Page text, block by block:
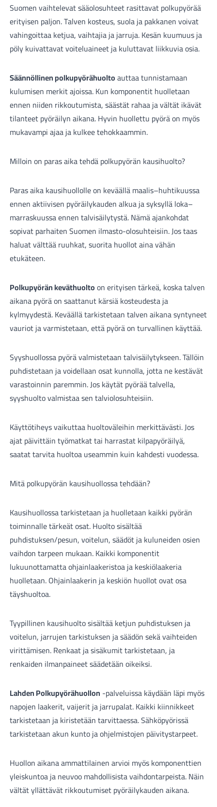
Tarvikkeet
Renkaat
Komponentit
Suomen vaihtelevat sääolosuhteet rasittavat polkupyörää
erityisen paljon. Talven kosteus, suola ja pakkanen voivat
vahingoittaa ketjua, vaihtajia ja jarruja. Kesän kuumuus ja
pöly kuivattavat voiteluaineet ja kuluttavat liikkuvia osia.
Säännöllinen polkupyörähuoltoauttaa tunnistamaan
kulumisen merkit ajoissa. Kun komponentit huolletaan
ennen niiden rikkoutumista, säästät rahaa ja vältät ikävät
tilanteet pyöräilyn aikana. Hyvin huollettu pyörä on myös
mukavampi ajaa ja kulkee tehokkaammin.
Milloin on paras aika tehdä polkupyörän kausihuolto?
Paras aika kausihuollolle on keväällä maalis–huhtikuussa
ennen aktiivisen pyöräilykauden alkua ja syksyllä loka–
marraskuussa ennen talvisäilytystä. Nämä ajankohdat
sopivat parhaiten Suomen ilmasto-olosuhteisiin. Jos taas
haluat välttää ruuhkat, suorita huollot aina vähän
etukäteen.
Polkupyörän keväthuoltoon erityisen tärkeä, koska talven
aikana pyörä on saattanut kärsiä kosteudesta ja
kylmyydestä. Keväällä tarkistetaan talven aikana syntyneet
vauriot ja varmistetaan, että pyörä on turvallinen käyttää.
Syyshuollossa pyörä valmistetaan talvisäilytykseen. Tällöin
puhdistetaan ja voidellaan osat kunnolla, jotta ne kestävät
varastoinnin paremmin. Jos käytät pyörää talvella,
syyshuolto valmistaa sen talviolosuhteisiin.
Käyttötiheys vaikuttaa huoltoväleihin merkittävästi. Jos
ajat päivittäin työmatkat tai harrastat kilpapyöräilyä,
saatat tarvita huoltoa useammin kuin kahdesti vuodessa.
Mitä polkupyörän kausihuollossa tehdään?
Kausihuollossa tarkistetaan ja huolletaan kaikki pyörän
toiminnalle tärkeät osat. Huolto sisältää
puhdistuksen/pesun, voitelun, säädöt ja kuluneiden osien
vaihdon tarpeen mukaan. Kaikki komponentit
lukuunottamatta ohjainlaakeristoa ja keskiölaakeria
huolletaan. Ohjainlaakerin ja keskiön huollot ovat osa
täyshuoltoa.
Tyypillinen kausihuolto sisältää ketjun puhdistuksen ja
voitelun, jarrujen tarkistuksen ja säädön sekä vaihteiden
virittämisen. Renkaat ja sisäkumit tarkistetaan, ja
renkaiden ilmanpaineet säädetään oikeiksi.
Lahden Polkupyörähuollon -palveluissa käydään läpi myös
napojen laakerit, vaijerit ja jarrupalat. Kaikki kiinnikkeet
tarkistetaan ja kiristetään tarvittaessa. Sähköpyörissä
tarkistetaan akun kunto ja ohjelmistojen päivitystarpeet.
Huollon aikana ammattilainen arvioi myös komponenttien
yleiskuntoa ja neuvoo mahdollisista vaihdontarpeista. Näin
vältät yllättävät rikkoutumiset pyöräilykauden aikana.